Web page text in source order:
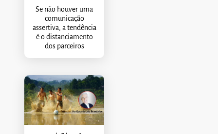
Se não houver uma
comunicação
assertiva, a tendência
é o distanciamento
dos parceiros